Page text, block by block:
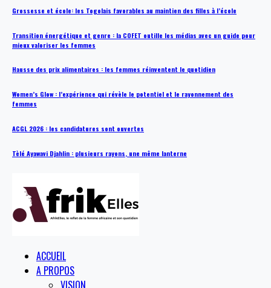
Grossesse et école: les Togolais favorables au maintien des filles à l’école
Transition énergétique et genre : la COFET outille les médias avec un guide pour
mieux valoriser les femmes
Hausse des prix alimentaires : les femmes réinventent le quotidien
Women’s Glow : l’expérience qui révèle le potentiel et le rayonnement des
femmes
ACGL 2026 : les candidatures sont ouvertes
Tèlé Ayawavi Djahlin : plusieurs rayons, une même lanterne
ACCUEIL
A PROPOS